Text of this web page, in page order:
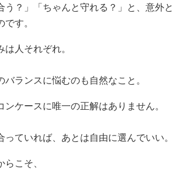
う？」「ちゃんと守れる？」と、意外と
す。
人それぞれ。
ランスに悩むのも自然なこと。
ケースに唯一の正解はありません。
ていれば、あとは自由に選んでいい。
こそ、